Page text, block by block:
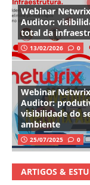
Webinar Netwrix
Auditor:
total da
13/02/2026 0
Webinar Netwrix
Auditor:
visibilidade do
ambiente
25/07/2025 0
ARTIGOS &